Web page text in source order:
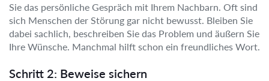
Sie das persönliche Gespräch mit Ihrem Nachbarn. Oft sind
sich Menschen der Störung gar nicht bewusst. Bleiben Sie
dabei sachlich, beschreiben Sie das Problem und äußern Sie
Ihre Wünsche. Manchmal hilft schon ein freundliches Wort.
Schritt 2: Beweise sichern